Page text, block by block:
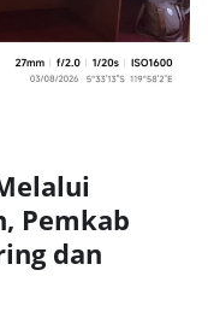
Pemkab
dan